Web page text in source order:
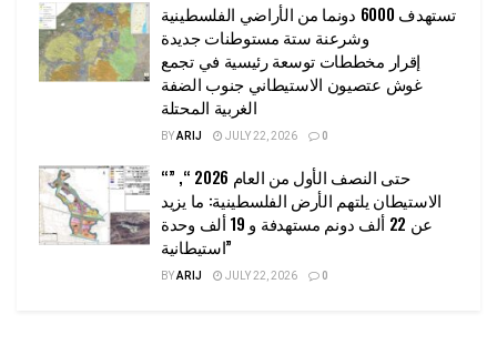
تستهدف 6000 دونما من الأراضي الفلسطينية
وشرعنة ستة مستوطنات جديدة
إقرار مخططات توسعة رئيسية في تجمع
غوش عتصيون الاستيطاني جنوب الضفة
الغربية المحتلة
BYARIJ JULY 22, 2026 0
“حتى النصف الأول من العام 2026 “, ”
الاستيطان يلتهم الأرض الفلسطينية: ما يزيد
عن 22 ألف دونم مستهدفة و 19 ألف وحدة
استيطانية”
BYARIJ JULY 22, 2026 0